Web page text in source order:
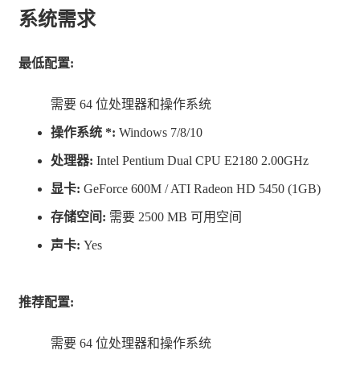
布设陷阱和路障，护卫你的城堡！
巧妙利用陷阱与庐江，将入侵者集中到一起，打乱他们的
阵脚。大破敌军，搅乱他们精心排布的阵型！
你有能力拯救这片土地吗？快快投身战斗，享受随机生成
系统需求
最低配置:
需要 64 位处理器和操作系统
操作系统 *: Windows 7/8/10
处理器: Intel Pentium Dual CPU E2180 2.00GHz
显卡: GeForce 600M / ATI Radeon HD 5450 (1GB)
存储空间: 需要 2500 MB 可用空间
声卡: Yes
推荐配置:
需要 64 位处理器和操作系统